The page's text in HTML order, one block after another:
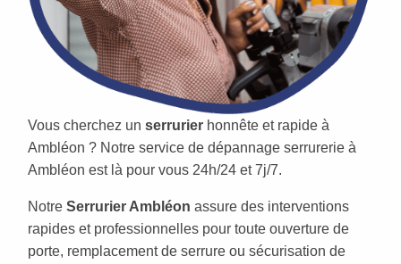
Vous cherchez un serrurier honnête et rapide à
Ambléon ? Notre service de dépannage serrurerie à
Ambléon est là pour vous 24h/24 et 7j/7.
Notre Serrurier Ambléon assure des interventions
rapides et professionnelles pour toute ouverture de
porte, remplacement de serrure ou sécurisation de